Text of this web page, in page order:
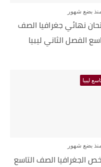
بضع شهور
نهائي جغرافيا الصف
الفصل الثاني ليبيا
ليبيا
بضع شهور
الجغرافيا الصف التاسع